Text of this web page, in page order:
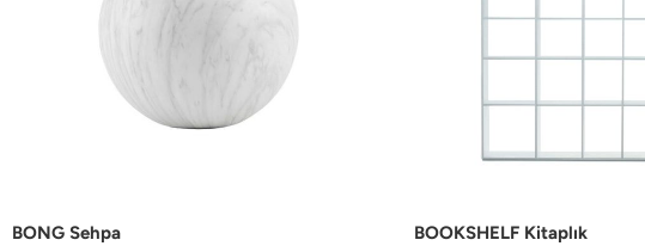
BONG Sehpa BOOKSHELF Kitaplık